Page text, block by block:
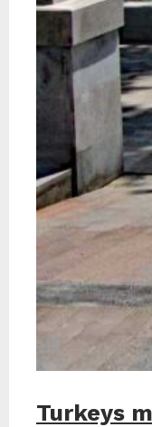
Turkeys